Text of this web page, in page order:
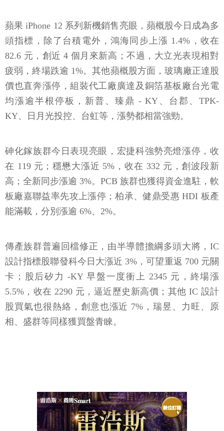
蘋果 iPhone 12 系列新機銷售亮眼，蘋概股今日成為多
頭指標，除了台積電外，鴻海同步上漲 1.4%，收在
82.6 元，創近 4 個月來新高；不過，大立光表現相對
疲弱，終場跌逾 1%。其他蘋概股方面，玻璃廠正達股
價也直奔漲停，組裝代工廠廣達及銅箔基板廠台光電
均漲逾半根停板，新普、臻鼎 - KY、台郡、TPK-
KY、日月光投控、台虹等，漲勢都相當強勁。
砷化鎵族群今日表現亮眼，宏捷科強勢亮燈漲停，收
在 119 元；穩懋大漲近 5%，收在 332 元，創波段新
高；全新同步漲逾 3%。PCB 族群也獲得資金進駐，軟
板廠嘉聯益率先攻上漲停；柏承、健鼎受惠 HDI 板產
能滿載，分別漲逾 6%、2%。
傳產族群普遍回檔修正，由半導體擔綱多頭大將，IC
設計指標股聯發科今日大漲近 3%，可望重返 700 元關
卡；股后矽力 -KY 早盤一度衝上 2345 元，終場漲
5.5%，收在 2290 元，逼近歷史新高價；其他 IC 設計
股買氣也很熱絡，創意也漲近 7%，瑞昱、力旺、原
相、盛群等同樣獲買盤青睞。